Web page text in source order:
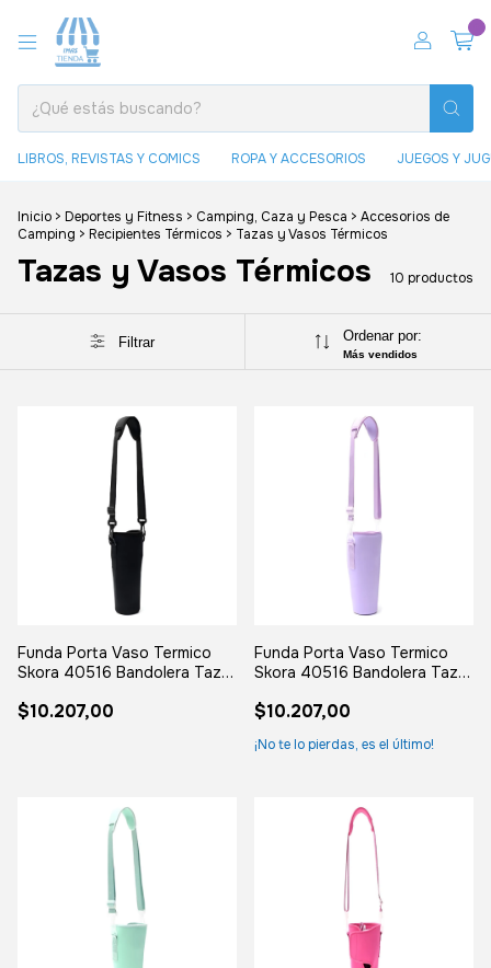
LIBROS, REVISTAS Y COMICS ROPA Y ACCESORIOS JUEGOS Y
Inicio > Deportes y Fitness > Camping, Caza y Pesca > Accesorios de
Camping > Recipientes Térmicos > Tazas y Vasos Térmicos
Tazas y Vasos Térmicos 10 productos
Filtrar Ordenar por:
Más vendidos
Funda Porta Vaso Termico
Skora 40516 Bandolera Taza
$10.207,00
Funda Porta Vaso Termico
Skora 40516 Bandolera Taza
$10.207,00
¡No te lo pierdas, es el último!